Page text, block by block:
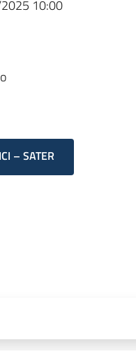
10:00
– SATER